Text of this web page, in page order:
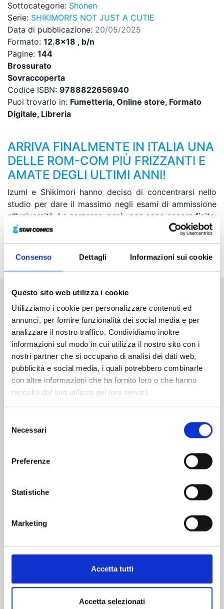
Consenso Dettagli Informazioni sui cookie
Questo sito web utilizza i cookie
Utilizziamo i cookie per personalizzare contenuti ed
annunci, per fornire funzionalità dei social media e per
analizzare il nostro traffico. Condividiamo inoltre
informazioni sul modo in cui utilizza il nostro sito con i
nostri partner che si occupano di analisi dei dati web,
pubblicità e social media, i quali potrebbero combinarle
con altre informazioni che ha fornito loro o che hanno
raccolto dal suo utilizzo dei loro servizi.
delNecessari
Preferenze
Statistiche
Marketing
Accetta tutti
Accetta selezionati
Sottocategorie: Shonen
Serie: SHIKIMORI’S NOT JUST A CUTIE
Data di pubblicazione: 20/05/2025
Formato: 12.8x18 , b/n
Pagine: 144
Brossurato
Sovraccoperta
Codice ISBN: 9788822656940
Puoi trovarlo in: Fumetteria, Online store, Formato
Digitale, Libreria
ARRIVA FINALMENTE IN ITALIA UNA
DELLE ROM-COM PIÙ FRIZZANTI E
AMATE DEGLI ULTIMI ANNI!
Izumi e Shikimori hanno deciso di concentrarsi nello
studio per dare il massimo negli esami di ammissione
all’università. Le sorprese, però, non sono ancora finite:
gli ultimi mesi delle superiori sono ricchi di eventi e
cosa ha deciso per il futuro!
Altri volumi della serie
Mostra tutto